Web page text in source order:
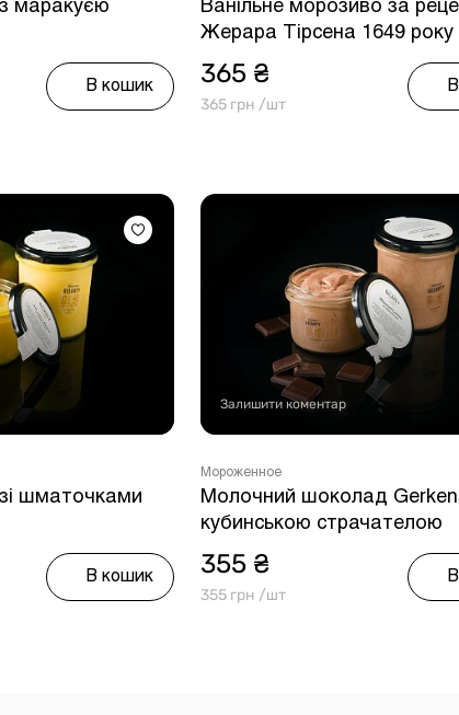
маракуєю
В кошик
Ванільне морозиво за
Жерара Тірсена 1649 року
365 ₴
365 грн /шт
шматочками
В кошик
Залишити коментар
Мороженное
Молочний шоколад
кубинською страчателою
355 ₴
355 грн /шт